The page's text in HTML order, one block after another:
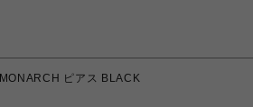
MONARCH ピアス BLACK